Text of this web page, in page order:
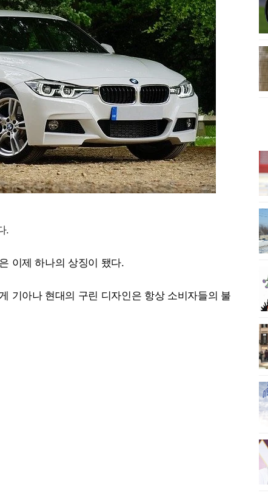
.
이제 하나의 상징이 됐다.
기아나 현대의 구린 디자인은 항상 소비자들의 불